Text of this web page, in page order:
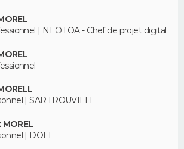
| NEOTOA - Chef de projet digital
| SARTROUVILLE
| DOLE